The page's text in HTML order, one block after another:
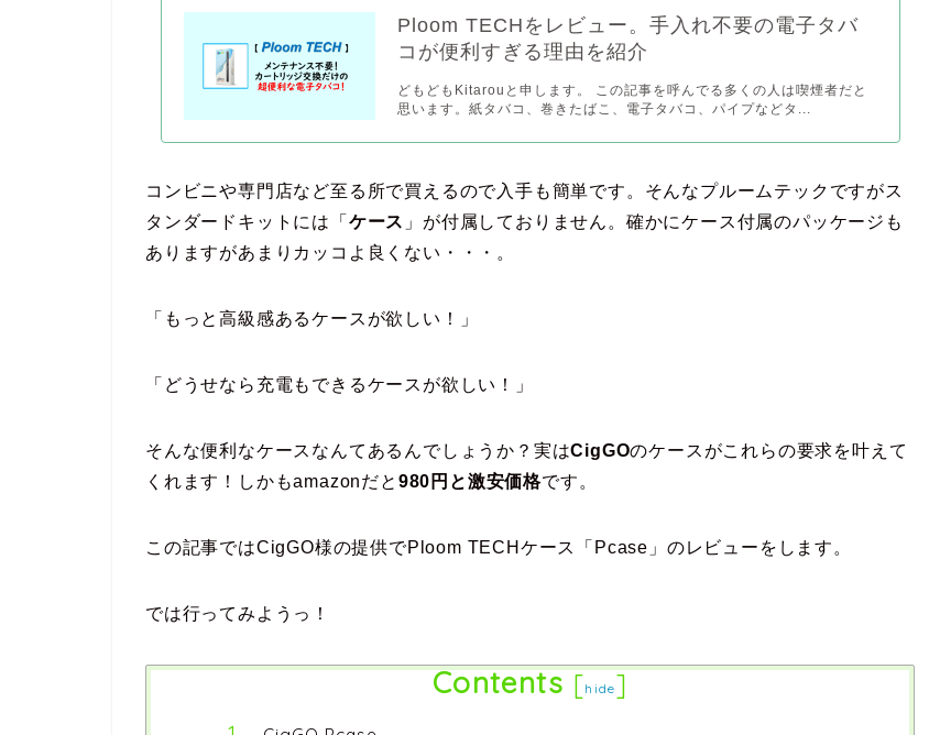
Ploom TECHをレビュー。手入れ不要の電子タバ
コが便利すぎる理由を紹介
どもどもKitarouと申します。 この記事を呼んでる多くの人は喫煙者だと
思います。紙タバコ、巻きたばこ、電子タバコ、パイプなどタ...
コンビニや専門店など至る所で買えるので入手も簡単です。そんなプルームテックですがス
タンダードキットには「 ケース 」が付属しておりません。確かにケース付属のパッケージも
ありますがあまりカッコよ良くない・・・。
「もっと高級感あるケースが欲しい！」
「どうせなら充電もできるケースが欲しい！」
そんな便利なケースなんてあるんでしょうか？実はCigGOのケースがこれらの要求を叶えて
くれます！しかもamazonだと 980円と激安価格です。
この記事ではCigGO様の提供でPloom TECHケース「Pcase」のレビューをします。
では行ってみようっ！
Contents [hide]